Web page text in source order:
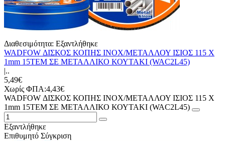
Διαθεσιμότητα: Εξαντλήθηκε
WADFOW ΔΙΣΚΟΣ ΚΟΠΗΣ ΙΝΟΧ/ΜΕΤΑΛΛΟΥ ΙΣΙΟΣ 115 Χ
1mm 15ΤΕΜ ΣΕ ΜΕΤΑΛΛΙΚΟ ΚΟΥΤΑΚΙ (WAC2L45)
|..
5,49€
Χωρίς ΦΠΑ:4,43€
WADFOW ΔΙΣΚΟΣ ΚΟΠΗΣ ΙΝΟΧ/ΜΕΤΑΛΛΟΥ ΙΣΙΟΣ 115 Χ
1mm 15ΤΕΜ ΣΕ ΜΕΤΑΛΛΙΚΟ ΚΟΥΤΑΚΙ (WAC2L45)
Εξαντλήθηκε
Επιθυμητό Σύγκριση